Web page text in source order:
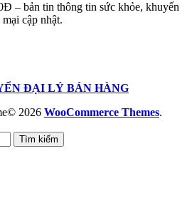
– bản tin thông tin sức khỏe, khuyến
mại cập nhật.
ĐẠI LÝ BÁN HÀNG
2026 WooCommerce Themes.
Tìm kiếm